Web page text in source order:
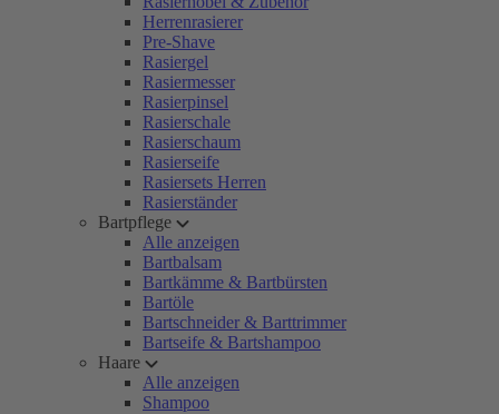
Herrenrasierer
Pre-Shave
Rasiergel
Rasiermesser
Rasierpinsel
Rasierschale
Rasierschaum
Rasierseife
Rasiersets Herren
Rasierständer
Bartpflege
Alle anzeigen
Bartbalsam
Bartkämme & Bartbürsten
Bartöle
Bartschneider & Barttrimmer
Bartseife & Bartshampoo
Haare
Alle anzeigen
Shampoo